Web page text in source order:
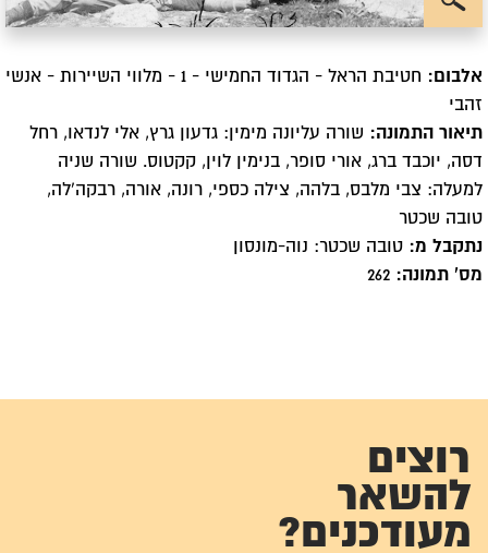
אלבום:
חטיבת הראל - הגדוד החמישי - 1 - מלווי השיירות - אנשי
זהבי
תיאור התמונה: שורה עליונה מימין: גדעון גרץ, אלי לנדאו, רחל
דסה, יוכבד ברג, אורי סופר, בנימין לוין, קקטוס. שורה שניה
למעלה: צבי מלבס, בלהה, צילה כספי, רונה, אורה, רבקה'לה,
טובה שכטר
נתקבל מ: טובה שכטר: נוה-מונסון
מס' תמונה:
רוצים
להשאר
מעודכנים?